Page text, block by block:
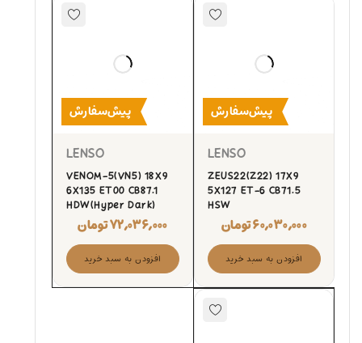
پیش‌سفارش
LENSO
ZEUS22(Z22) 17X9
5X127 ET-6 CB71.5
HSW
۶۰,۰۳۰,۰۰۰تومان
افزودن به سبد خرید
پیش‌سفارش
LENSO
VENOM-5(VN5) 18X9
6X135 ET00 CB87.1
HDW(Hyper Dark)
۷۲,۰۳۶,۰۰۰تومان
افزودن به سبد خرید